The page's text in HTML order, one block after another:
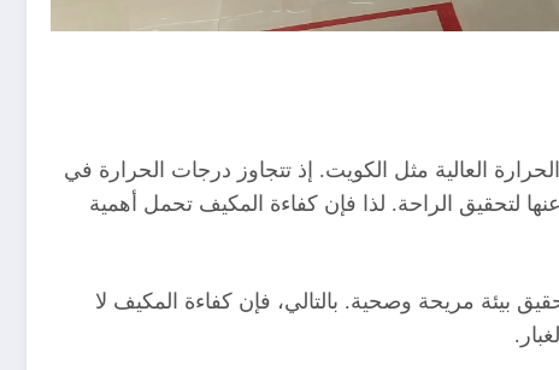
العالية مثل الكويت. إذ تتجاوز درجات الحرارة في
لتحقيق الراحة. لذا فإن كفاءة المكيف تحمل أهمية
بيئة مريحة وصحية. بالتالي، فإن كفاءة المكيف لا